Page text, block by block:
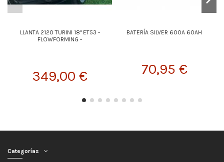
LLANTA 2120 TURINI 18" ET53 -
FLOWFORMING -
349,00 €
BATERÍA SILVER 600A 60AH
70,95 €
Categorías